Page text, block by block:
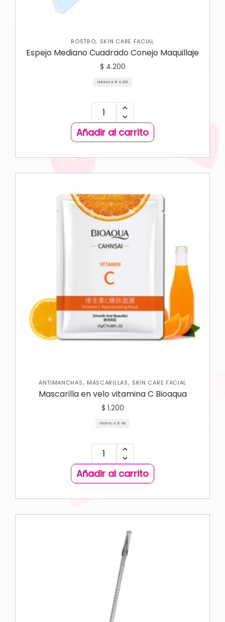
ROSTRO, SKIN CARE FACIAL
Espejo Mediano Cuadrado Conejo Maquillaje
$ 4.200
Unidad a: $ 4.200
Añadir al carrito
ANTIMANCHAS, MASCARILLAS, SKIN CARE FACIAL
Mascarilla en velo vitamina C Bioaqua
$ 1.200
Gramo a: $ 48
Añadir al carrito